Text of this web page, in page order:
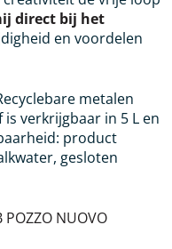
direct bij het
en voordelen
metalen
is verkrijgbaar in 5 L en
product
gesloten
POZZO NUOVO